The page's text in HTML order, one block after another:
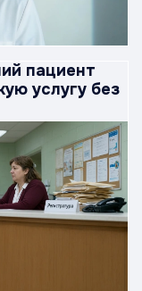
пациент
услугу без